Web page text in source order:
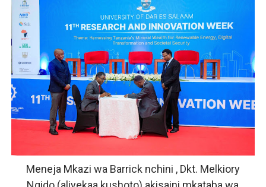
Serikali yasisitiza usimamizi imara wa maji chini ya
WANAFUNZI WA MTEMI MAZENGO WATOA ELIMU YA
WATOTO WAFUNDISHWE KUPINGA RUSHWA WAKIWA
WAFANYABIASHARA WA MADUKA YA SIMU KARIAKOO
REA YATOA SOMO LA NISHATI SAFI YA KUPIKIA KWA
TANZANIA YAWA MWENYEJI WA JUKWAA LA NANE LA
Meneja Mkazi wa Barrick nchini , Dkt. Melkiory